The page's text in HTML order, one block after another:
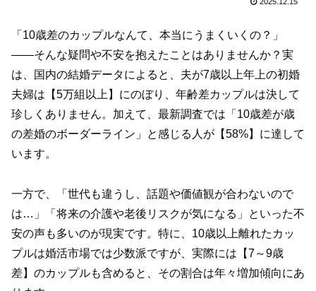
「10歳差のカップルなんて、本当にうまくいくの？」
――そんな疑問や不安を抱えたことはありませんか？実
は、国内の結婚データによると、夫が7歳以上年上の初婚
夫婦は【5万組以上】にのぼり、年齢差カップルは決して
珍しくありません。加えて、最新調査では「10歳差が歳
の差婚のボーダーライン」と感じる人が【58%】に達して
います。
一方で、「世代も違うし、話題や価値観が合わないので
は…」「将来の介護や老後リスクが気になる」といった不
安の声も多いのが現実です。特に、10歳以上離れたカッ
プルは婚活市場では少数派ですが、実際には【7～9歳
差】のカップルも含めると、その割合は年々増加傾向にあ